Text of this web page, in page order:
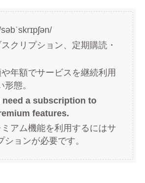
クリプション、定期購読・
や年額でサービスを継続利用
態。
need a subscription to
features.
アム機能を利用するにはサ
ションが必要です。